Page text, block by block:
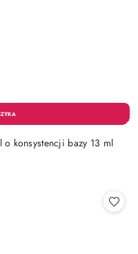
konsystencji bazy 13 ml